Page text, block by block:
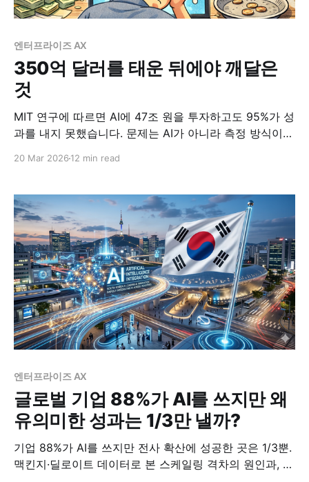
엔터프라이즈 AX
350억 달러를 태운 뒤에야 깨달은
것
MIT 연구에 따르면 AI에 47조 원을 투자하고도 95%가 성
과를 내지 못했습니다. 문제는 AI가 아니라 측정 방식이었
20 Mar 2026 12 min read
엔터프라이즈 AX
글로벌 기업 88%가 AI를 쓰지만 왜
유의미한 성과는 1/3만 낼까?
기업 88%가 AI를 쓰지만 전사 확산에 성공한 곳은 1/3뿐.
맥킨지·딜로이트 데이터로 본 스케일링 격차의 원인과, 한